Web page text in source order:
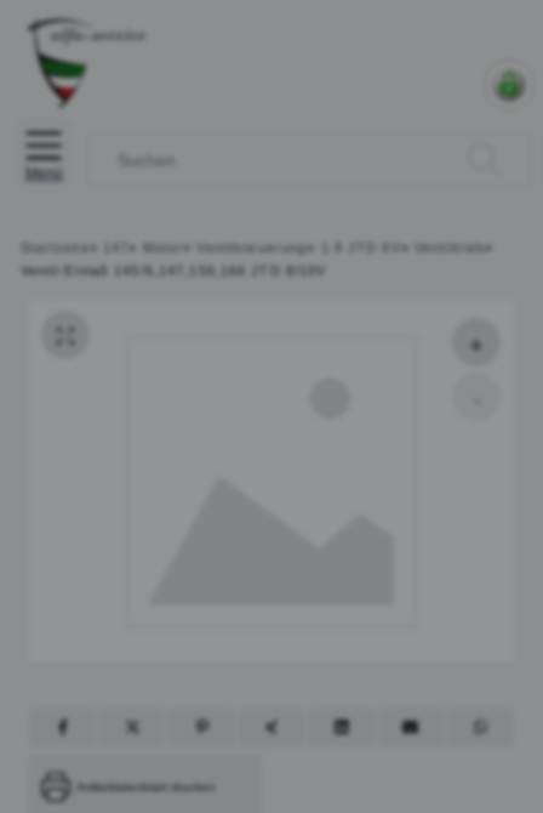
Menü
Startseite » » » Ventilsteuerung» » Ventiltrieb »
Ventil-Einlaß 145/6,147,156,166 JTD 8/10V
Artikeldatenblatt drucken